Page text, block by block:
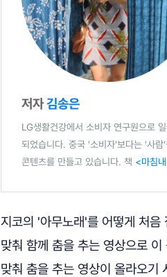
저자김송은
LG생활건강에서 소비자 연구원으로
되었습니다. 중국 '소비자'보다는 '사
콘텐츠를 만들고 있습니다. 책 <마침
지코의 '아무노래'를 어떻게 처음
맞춰 함께 춤을 추는 영상으로
맞춰 춤을 추는 영상이 올라오기